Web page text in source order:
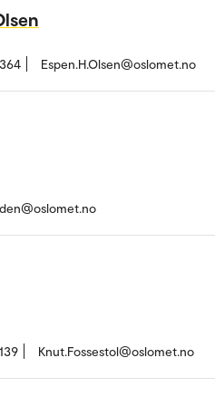
Espen.H.Olsen@oslomet.no
Knut.Fossestol@oslomet.no